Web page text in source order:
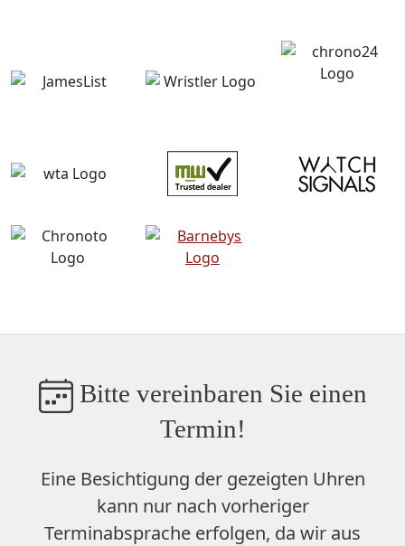
Bitte vereinbaren Sie einen
Termin!
Eine Besichtigung der gezeigten Uhren
kann nur nach vorheriger
Terminabsprache erfolgen, da wir aus